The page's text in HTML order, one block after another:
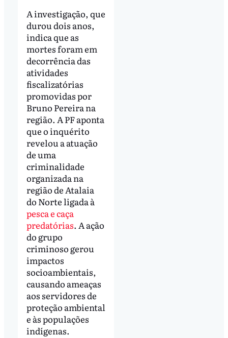
A investigação, que
durou dois anos,
indica que as
mortes foram em
decorrência das
atividades
fiscalizatórias
promovidas por
Bruno Pereira na
região. A PF aponta
que o inquérito
revelou a atuação
de uma
criminalidade
organizada na
região de Atalaia
do Norte ligada à
pesca e caça
predatórias. A ação
do grupo
criminoso gerou
impactos
socioambientais,
causando ameaças
aos servidores de
proteção ambiental
e às populações
indígenas.